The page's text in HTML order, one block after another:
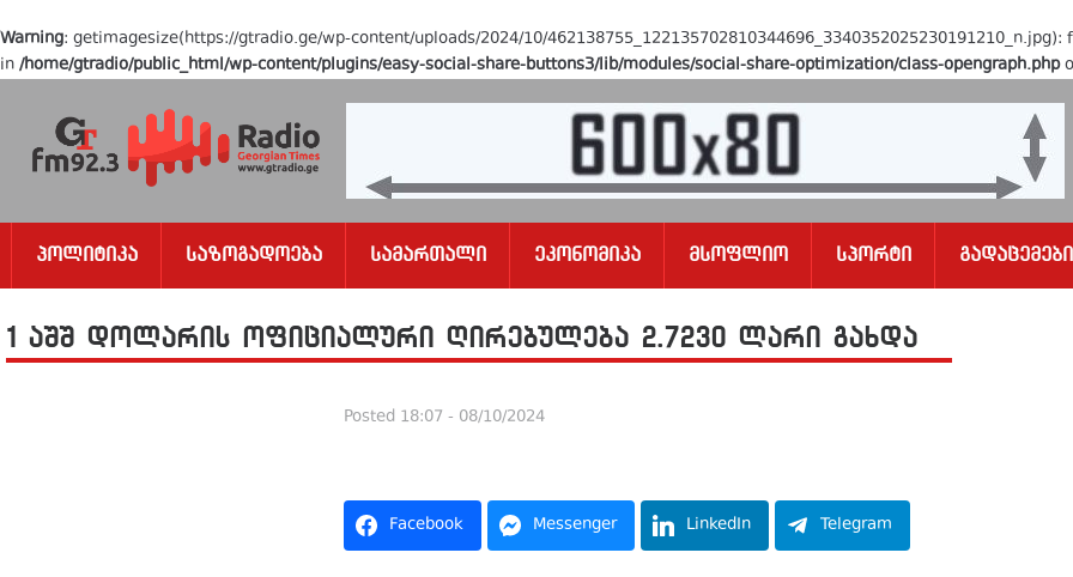
Warning: getimagesize(https://gtradio.ge/wp-content/uploads/2024/10/
in /home/gtradio/public_html/wp-content/plugins/easy-social-share-buttons3/lib/modules/social-share-optimization/class-opengraph.php
Პოლიტიკა Საზოგადოება Სამართალი Ეკონომიკა Მსოფლიო Სპორტი Გადაცემები
1 აშშ დოლარის ოფიციალური ღირებულება 2.7230 ლარი გახდა
Posted 18:07 - 08/10/2024
Facebook Messenger LinkedIn Telegram